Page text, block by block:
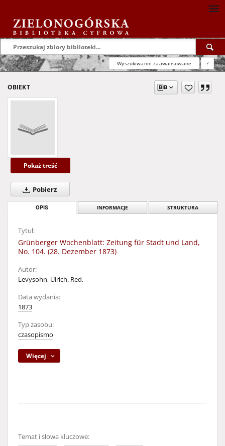
Wyszukiwanie zaawansowane ?
OBIEKT
Pokaż treść
Pobierz
OPIS INFORMACJE STRUKTURA
Tytuł:
Grünberger Wochenblatt: Zeitung für Stadt und Land,
No. 104. (28. Dezember 1873)
Autor:
Levysohn, Ulrich. Red.
Data wydania:
1873
Typ zasobu:
czasopismo
Więcej
Temat i słowa kluczowe: